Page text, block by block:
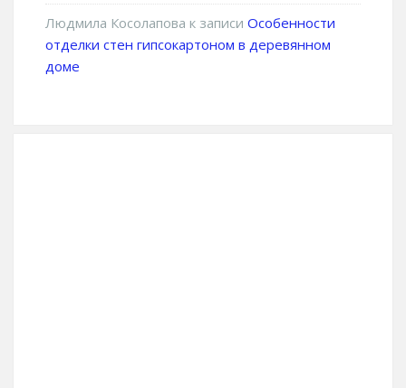
Людмила Косолапова к записи Особенности
отделки стен гипсокартоном в деревянном
доме